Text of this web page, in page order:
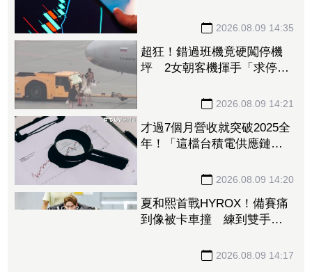
2026.08.09 14:35
超狂！錯過班機竟硬闖停機
坪 2女朝客機揮手「求停
2026.08.09 14:21
才過7個月營收就突破2025全
年！「這檔台積電供應鏈」
訂單能見度看到明年2026.08.09 14:20
夏和熙首戰HYROX！備賽痛
到像被卡車撞 練到雙手全
2026.08.09 14:17